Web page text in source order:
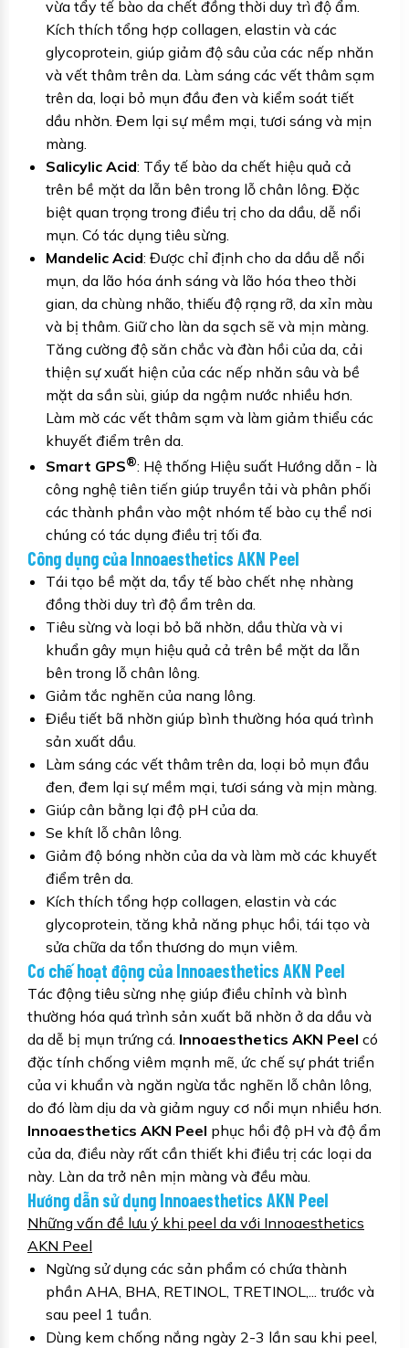
vừa tẩy tế bào da chết đồng thời duy trì độ ẩm.
Kích thích tổng hợp collagen, elastin và các
glycoprotein, giúp giảm độ sâu của các nếp nhăn
và vết thâm trên da. Làm sáng các vết thâm sạm
trên da, loại bỏ mụn đầu đen và kiểm soát tiết
dầu nhờn. Đem lại sự mềm mại, tươi sáng và mịn
màng.
Salicylic Acid: Tẩy tế bào da chết hiệu quả cả
trên bề mặt da lẫn bên trong lỗ chân lông. Đặc
biệt quan trọng trong điều trị cho da dầu, dễ nổi
mụn. Có tác dụng tiêu sừng.
Mandelic Acid: Được chỉ định cho da dầu dễ nổi
mụn, da lão hóa ánh sáng và lão hóa theo thời
gian, da chùng nhão, thiếu độ rạng rỡ, da xỉn màu
và bị thâm. Giữ cho làn da sạch sẽ và mịn màng.
Tăng cường độ săn chắc và đàn hồi của da, cải
thiện sự xuất hiện của các nếp nhăn sâu và bề
mặt da sần sùi, giúp da ngậm nước nhiều hơn.
Làm mờ các vết thâm sạm và làm giảm thiểu các
khuyết điểm trên da.
Smart GPS®: Hệ thống Hiệu suất Hướng dẫn - là
công nghệ tiên tiến giúp truyền tải và phân phối
các thành phần vào một nhóm tế bào cụ thể nơi
chúng có tác dụng điều trị tối đa.
Công dụng của Innoaesthetics AKN Peel
Tái tạo bề mặt da, tẩy tế bào chết nhẹ nhàng
đồng thời duy trì độ ẩm trên da.
Tiêu sừng và loại bỏ bã nhờn, dầu thừa và vi
khuẩn gây mụn hiệu quả cả trên bề mặt da lẫn
bên trong lỗ chân lông.
Giảm tắc nghẽn của nang lông.
Điều tiết bã nhờn giúp bình thường hóa quá trình
sản xuất dầu.
Làm sáng các vết thâm trên da, loại bỏ mụn đầu
đen, đem lại sự mềm mại, tươi sáng và mịn màng.
Giúp cân bằng lại độ pH của da.
Se khít lỗ chân lông.
Giảm độ bóng nhờn của da và làm mờ các khuyết
điểm trên da.
Kích thích tổng hợp collagen, elastin và các
glycoprotein, tăng khả năng phục hồi, tái tạo và
sửa chữa da tổn thương do mụn viêm.
Cơ chế hoạt động của Innoaesthetics AKN Peel
Tác động tiêu sừng nhẹ giúp điều chỉnh và bình
thường hóa quá trình sản xuất bã nhờn ở da dầu và
da dễ bị mụn trứng cá. Innoaesthetics AKN Peel có
đặc tính chống viêm mạnh mẽ, ức chế sự phát triển
của vi khuẩn và ngăn ngừa tắc nghẽn lỗ chân lông,
do đó làm dịu da và giảm nguy cơ nổi mụn nhiều hơn.
Innoaesthetics AKN Peel phục hồi độ pH và độ ẩm
của da, điều này rất cần thiết khi điều trị các loại da
này. Làn da trở nên mịn màng và đều màu.
Hướng dẫn sử dụng Innoaesthetics AKN Peel
Những vấn đề lưu ý khi peel da với Innoaesthetics
AKN Peel
Ngừng sử dụng các sản phẩm có chứa thành
phần AHA, BHA, RETINOL, TRETINOL,... trước và
sau peel 1 tuần.
Dùng kem chống nắng ngày 2-3 lần sau khi peel,